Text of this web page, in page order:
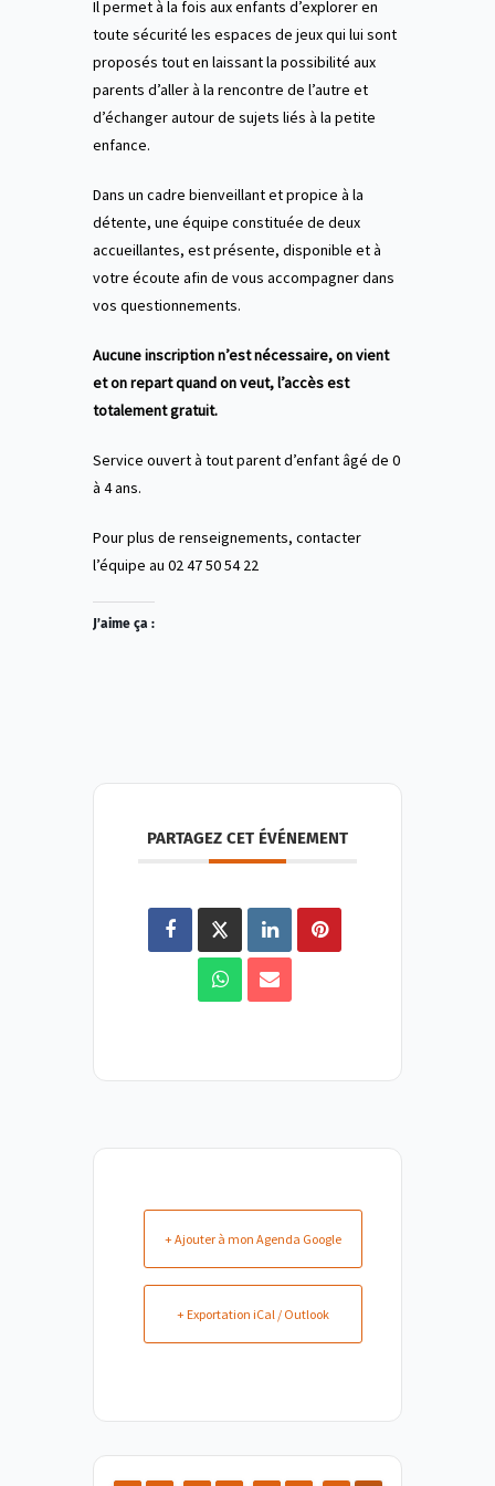
Il permet à la fois aux enfants d’explorer en
toute sécurité les espaces de jeux qui lui sont
proposés tout en laissant la possibilité aux
parents d’aller à la rencontre de l’autre et
d’échanger autour de sujets liés à la petite
enfance.
Dans un cadre bienveillant et propice à la
détente, une équipe constituée de deux
accueillantes, est présente, disponible et à
votre écoute afin de vous accompagner dans
vos questionnements.
Aucune inscription n’est nécessaire, on vient
et on repart quand on veut, l’accès est
totalement gratuit.
Service ouvert à tout parent d’enfant âgé de 0
à 4 ans.
Pour plus de renseignements, contacter
l’équipe au 02 47 50 54 22
J’aime ça :
PARTAGEZ CET ÉVÉNEMENT
+ Ajouter à mon Agenda Google
+ Exportation iCal / Outlook